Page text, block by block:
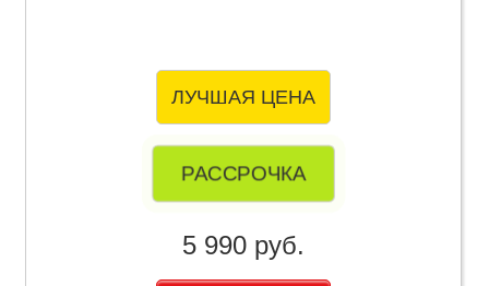
ЛУЧШАЯ ЦЕНА
РАССРОЧКА
5 990 руб.